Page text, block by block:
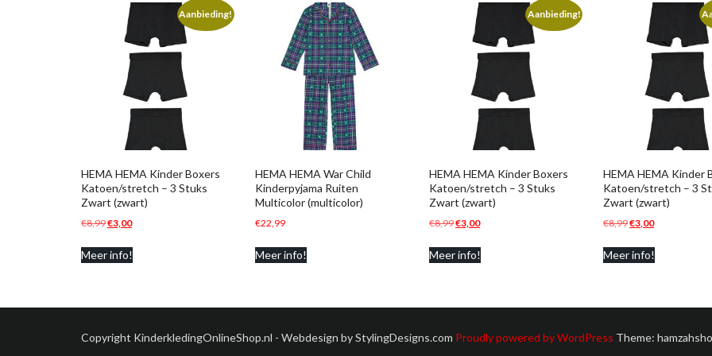
Aanbieding!
HEMA HEMA Kinder Boxers
Katoen/stretch – 3 Stuks
Zwart (zwart)
€8,99Oorspronkelijke
was:
€3,00Huidige
Meer info!
HEMA HEMA War Child
Kinderpyjama Ruiten
Multicolor (multicolor)
€22,99
Meer info!
Aanbieding!
HEMA HEMA Kinder Boxers
Katoen/stretch – 3 Stuks
Zwart (zwart)
€8,99Oorspronkelijke
was:
€3,00Huidige
Meer info!
HEMA HEMA Kinder
Katoen/stretch – 3
Zwart (zwart)
€8,99Oorspronkelijke
was:
€3,00Huidige
Meer info!
Copyright KinderkledingOnlineShop.nl - Webdesign by StylingDesigns.com Proudly powered by WordPress Theme: